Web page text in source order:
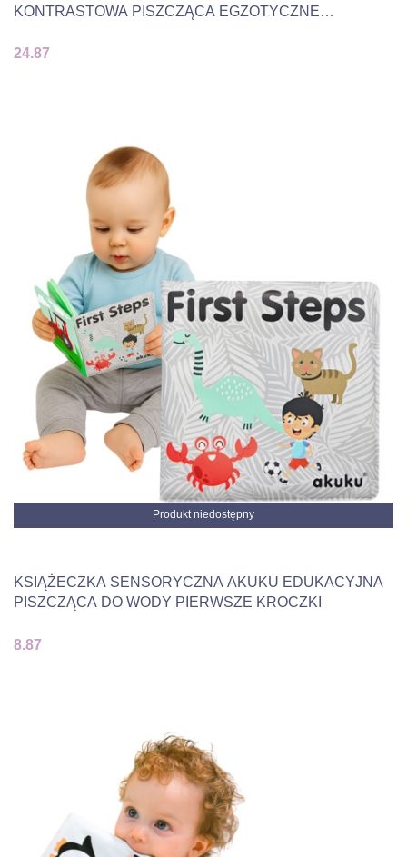
KONTRASTOWA PISZCZĄCA EGZOTYCZNE
24.87
Produkt niedostępny
KSIĄŻECZKA SENSORYCZNA AKUKU EDUKACYJNA
PISZCZĄCA DO WODY PIERWSZE KROCZKI
8.87